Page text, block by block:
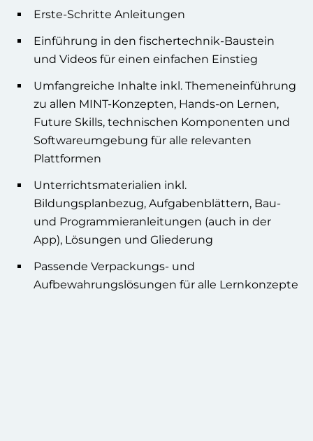
Erste-Schritte Anleitungen
Einführung in den fischertechnik-Baustein
und Videos für einen einfachen Einstieg
Umfangreiche Inhalte inkl. Themeneinführung
zu allen MINT-Konzepten, Hands-on Lernen,
Future Skills, technischen Komponenten und
Softwareumgebung für alle relevanten
Plattformen
Unterrichtsmaterialien inkl.
Bildungsplanbezug, Aufgabenblättern, Bau-
und Programmieranleitungen (auch in der
App), Lösungen und Gliederung
Passende Verpackungs- und
Aufbewahrungslösungen für alle Lernkonzepte